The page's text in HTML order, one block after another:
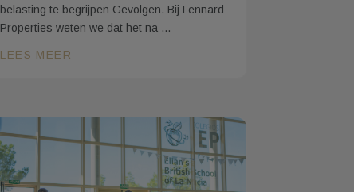
belasting te begrijpen Gevolgen. Bij Lennard
Properties weten we dat het na ...
LEES MEER